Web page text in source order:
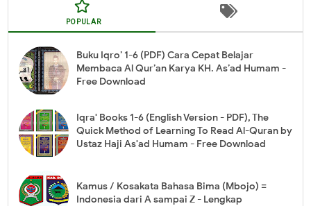
POPULAR
Buku Iqro’ 1-6 (PDF) Cara Cepat Belajar
Membaca Al Qur’an Karya KH. As’ad Humam -
Free Download
Iqra' Books 1-6 (English Version - PDF), The
Quick Method of Learning To Read Al-Quran by
Ustaz Haji As'ad Humam - Free Download
Kamus / Kosakata Bahasa Bima (Mbojo) =
Indonesia dari A sampai Z - Lengkap